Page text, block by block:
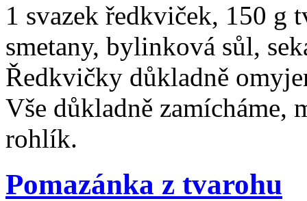
1 svazek ředkviček, 150 g
smetany, bylinková sůl,
Ředkvičky důkladně
Vše důkladně zamícháme,
rohlík.
Pomazánka z tvarohu